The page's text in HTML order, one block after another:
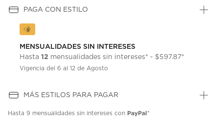
PAGA CON ESTILO
MENSUALIDADES SIN INTERESES
Hasta 12 mensualidades sin intereses* - $597.87*
Vigencia del 6 al 12 de Agosto
MÁS ESTILOS PARA PAGAR
Hasta 9 mensualidades sin intereses con PayPal*